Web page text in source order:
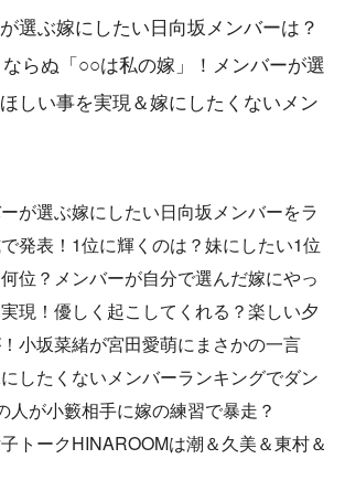
選ぶ嫁にしたい日向坂メンバーは？
ならぬ「○○は私の嫁」！メンバーが選
しい事を実現＆嫁にしたくないメン
が選ぶ嫁にしたい日向坂メンバーをラ
発表！1位に輝くのは？妹にしたい1位
位？メンバーが自分で選んだ嫁にやっ
現！優しく起こしてくれる？楽しい夕
小坂菜緒が宮田愛萌にまさかの一言
したくないメンバーランキングでダン
人が小籔相手に嫁の練習で暴走？
トークHINAROOMは潮＆久美＆東村＆